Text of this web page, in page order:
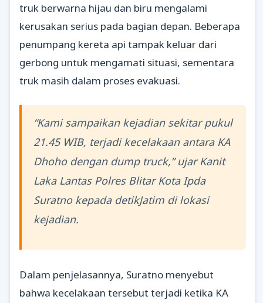
truk berwarna hijau dan biru mengalami
kerusakan serius pada bagian depan. Beberapa
penumpang kereta api tampak keluar dari
gerbong untuk mengamati situasi, sementara
truk masih dalam proses evakuasi.
“Kami sampaikan kejadian sekitar pukul
21.45 WIB, terjadi kecelakaan antara KA
Dhoho dengan dump truck,” ujar Kanit
Laka Lantas Polres Blitar Kota Ipda
Suratno kepada detikJatim di lokasi
kejadian.
Dalam penjelasannya, Suratno menyebut
bahwa kecelakaan tersebut terjadi ketika KA